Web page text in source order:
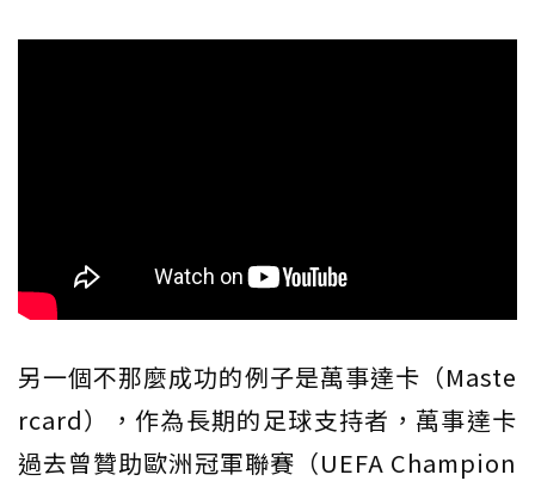
另一個不那麼成功的例子是萬事達卡（Maste
rcard），作為長期的足球支持者，萬事達卡
過去曾贊助歐洲冠軍聯賽（UEFA Champion